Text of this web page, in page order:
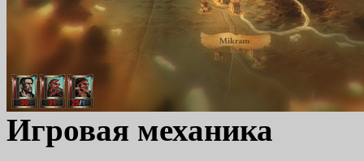
Игровая механика